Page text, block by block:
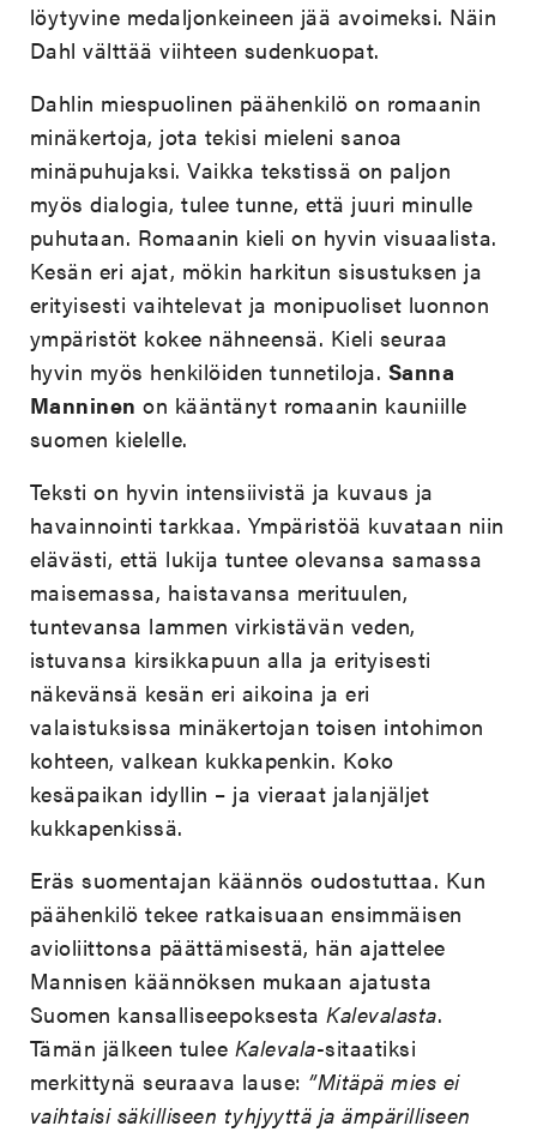
löytyvine medaljonkeineen jää avoimeksi. Näin
Dahl välttää viihteen sudenkuopat.
Dahlin miespuolinen päähenkilö on romaanin
minäkertoja, jota tekisi mieleni sanoa
minäpuhujaksi. Vaikka tekstissä on paljon
myös dialogia, tulee tunne, että juuri minulle
puhutaan. Romaanin kieli on hyvin visuaalista.
Kesän eri ajat, mökin harkitun sisustuksen ja
erityisesti vaihtelevat ja monipuoliset luonnon
ympäristöt kokee nähneensä. Kieli seuraa
hyvin myös henkilöiden tunnetiloja. Sanna
Manninen on kääntänyt romaanin kauniille
suomen kielelle.
Teksti on hyvin intensiivistä ja kuvaus ja
havainnointi tarkkaa. Ympäristöä kuvataan niin
elävästi, että lukija tuntee olevansa samassa
maisemassa, haistavansa merituulen,
tuntevansa lammen virkistävän veden,
istuvansa kirsikkapuun alla ja erityisesti
näkevänsä kesän eri aikoina ja eri
valaistuksissa minäkertojan toisen intohimon
kohteen, valkean kukkapenkin. Koko
kesäpaikan idyllin – ja vieraat jalanjäljet
kukkapenkissä.
Eräs suomentajan käännös oudostuttaa. Kun
päähenkilö tekee ratkaisuaan ensimmäisen
avioliittonsa päättämisestä, hän ajattelee
Mannisen käännöksen mukaan ajatusta
Suomen kansalliseepoksestaKalevalasta.
Tämän jälkeen tulee Kalevala-sitaatiksi
merkittynä seuraava lause: ”Mitäpä mies ei
vaihtaisi säkilliseen tyhjyyttä ja ämpärilliseen